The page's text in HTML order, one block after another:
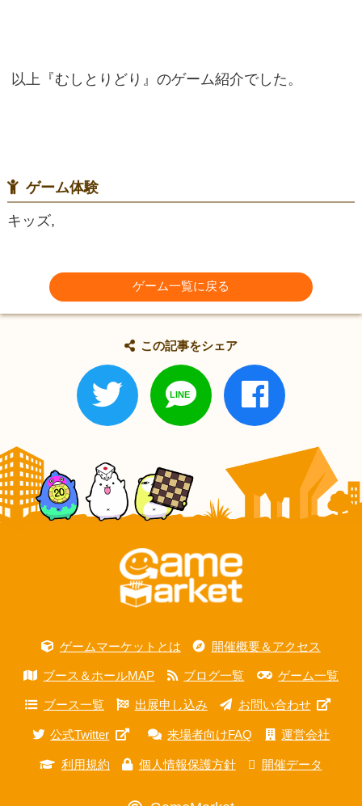
以上『むしとりどり』のゲーム紹介でした。
ゲーム体験
キッズ,
ゲーム一覧に戻る
この記事をシェア
ゲームマーケットとは 開催概要＆アクセス
ブース＆ホールMAP ブログ一覧 ゲーム一覧
ブース一覧 出展申し込み お問い合わせ
公式Twitter 来場者向けFAQ 運営会社
利用規約 個人情報保護方針 開催データ